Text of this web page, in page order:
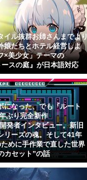
イル抜群お姉さんまでより
娘たちとホテル経営しよ
×美少女」テーマの
スの庭』が日本語対応
になった、でも『ルート
ぶり完全新作
発者インタビュー。新旧
リーズの魂。そして41年
めに手作業で直した世界
カセット”の話